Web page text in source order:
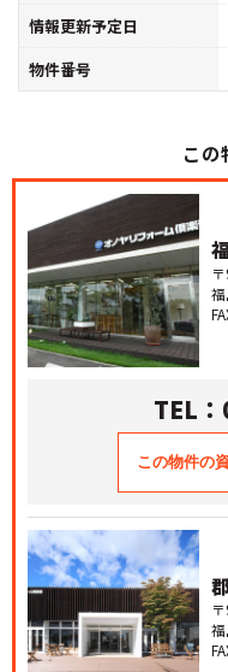
情報更新予定日
物件番号
この
TEL